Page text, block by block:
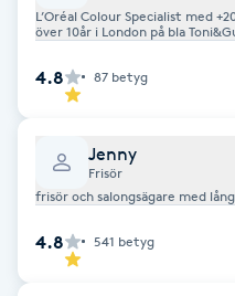
Faceliftmassage
Fet hårbotten
Fibromassage
L’Oréal Colour Specialist med
över 10år i London på bla
just ditt hår med Loréals
Label M, O&M, Bruns och
hårförlängningar med Hairtalk
4.8 87 betyg
Jenny
Frisör
frisör och salongsägare med
4.8 541 betyg